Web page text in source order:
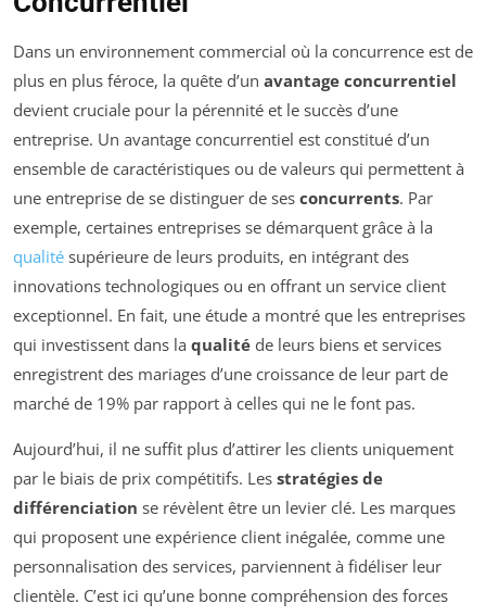
Dans un environnement commercial où la concurrence est de
plus en plus féroce, la quête d’un avantage concurrentiel
devient cruciale pour la pérennité et le succès d’une
entreprise. Un avantage concurrentiel est constitué d’un
ensemble de caractéristiques ou de valeurs qui permettent à
une entreprise de se distinguer de ses concurrents. Par
exemple, certaines entreprises se démarquent grâce à la
qualité supérieure de leurs produits, en intégrant des
innovations technologiques ou en offrant un service client
exceptionnel. En fait, une étude a montré que les entreprises
qui investissent dans la qualité de leurs biens et services
enregistrent des mariages d’une croissance de leur part de
marché de 19% par rapport à celles qui ne le font pas.
Aujourd’hui, il ne suffit plus d’attirer les clients uniquement
par le biais de prix compétitifs. Les stratégies de
différenciation se révèlent être un levier clé. Les marques
qui proposent une expérience client inégalée, comme une
personnalisation des services, parviennent à fidéliser leur
clientèle. C’est ici qu’une bonne compréhension des forces